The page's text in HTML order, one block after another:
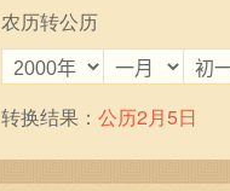
农历转公历
转换结果： 公历2月5日